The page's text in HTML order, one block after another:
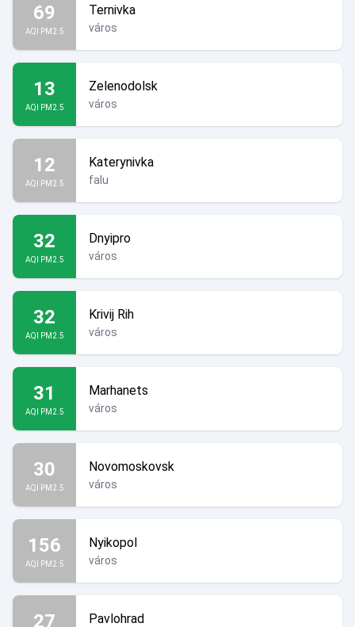
69
AQI PM2.5
Ternivka
város
13
AQI PM2.5
Zelenodolsk
város
12
AQI PM2.5
Katerynivka
falu
32
AQI PM2.5
Dnyipro
város
32
AQI PM2.5
Krivij Rih
város
31
AQI PM2.5
Marhanets
város
30
AQI PM2.5
Novomoskovsk
város
156
AQI PM2.5
Nyikopol
város
27 Pavlohrad